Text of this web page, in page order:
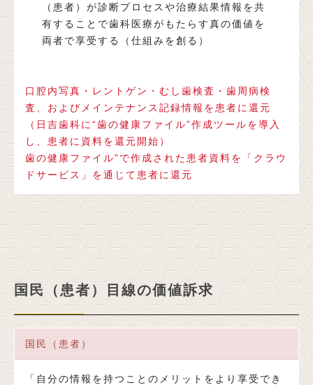
（患者）が診断プロセスや治療結果情報を共
有することで歯科医療がもたらす真の価値を
両者で享受する（仕組みを創る）
口腔内写真・レントゲン・むし歯検査・歯周病検
査、およびメインテナンス記録情報を患者に還元
（日吉歯科に“歯の健康ファイル”作成ツールを導入
し、患者に資料を還元開始）
歯の健康ファイル”で作成された患者資料を「クラウ
ドサービス」を通じて患者に還元
国民（患者）目線の価値訴求
国民（患者）
「自分の情報を持つことのメリットをより享受でき